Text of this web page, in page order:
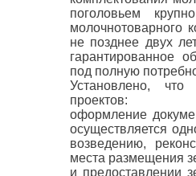
поголовьем
молочнотоварного
не позднее двух
гарантированное
под полную
Установлено, что
проектов:
оформление
осуществляется
возведению,
места размещения
и предоставлении